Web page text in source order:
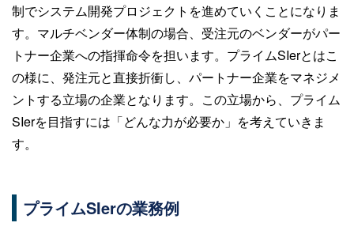
制でシステム開発プロジェクトを進めていくことになりま
す。マルチベンダー体制の場合、受注元のベンダーがパー
トナー企業への指揮命令を担います。プライムSIerとはこ
の様に、発注元と直接折衝し、パートナー企業をマネジメ
ントする立場の企業となります。この立場から、プライム
SIerを目指すには「どんな力が必要か」を考えていきま
す。
プライムSIerの業務例